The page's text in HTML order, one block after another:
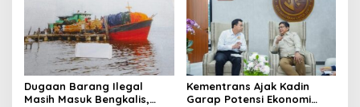
Dugaan Barang Ilegal
Masih Masuk Bengkalis,
Kementrans Ajak Kadin
Garap Potensi Ekonomi